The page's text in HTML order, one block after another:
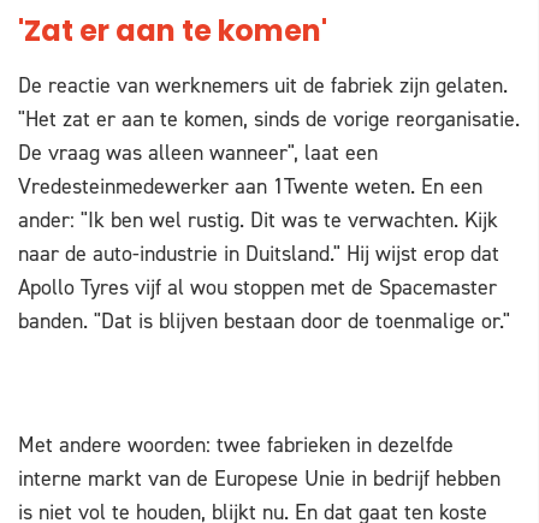
'Zat er aan te komen'
De reactie van werknemers uit de fabriek zijn gelaten.
"Het zat er aan te komen, sinds de vorige reorganisatie.
De vraag was alleen wanneer", laat een
Vredesteinmedewerker aan 1Twente weten. En een
ander: "Ik ben wel rustig. Dit was te verwachten. Kijk
naar de auto-industrie in Duitsland." Hij wijst erop dat
Apollo Tyres vijf al wou stoppen met de Spacemaster
banden. "Dat is blijven bestaan door de toenmalige or."
Met andere woorden: twee fabrieken in dezelfde
interne markt van de Europese Unie in bedrijf hebben
is niet vol te houden, blijkt nu. En dat gaat ten koste